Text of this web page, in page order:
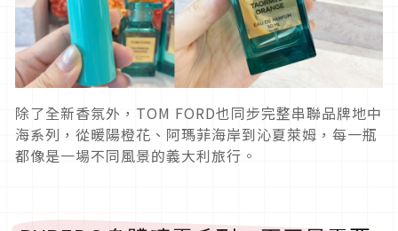
除了全新香氛外，TOM FORD也同步完整串聯品牌地中
海系列，從暖陽橙花、阿瑪菲海岸到沁夏萊姆，每一瓶
都像是一場不同風景的義大利旅行。